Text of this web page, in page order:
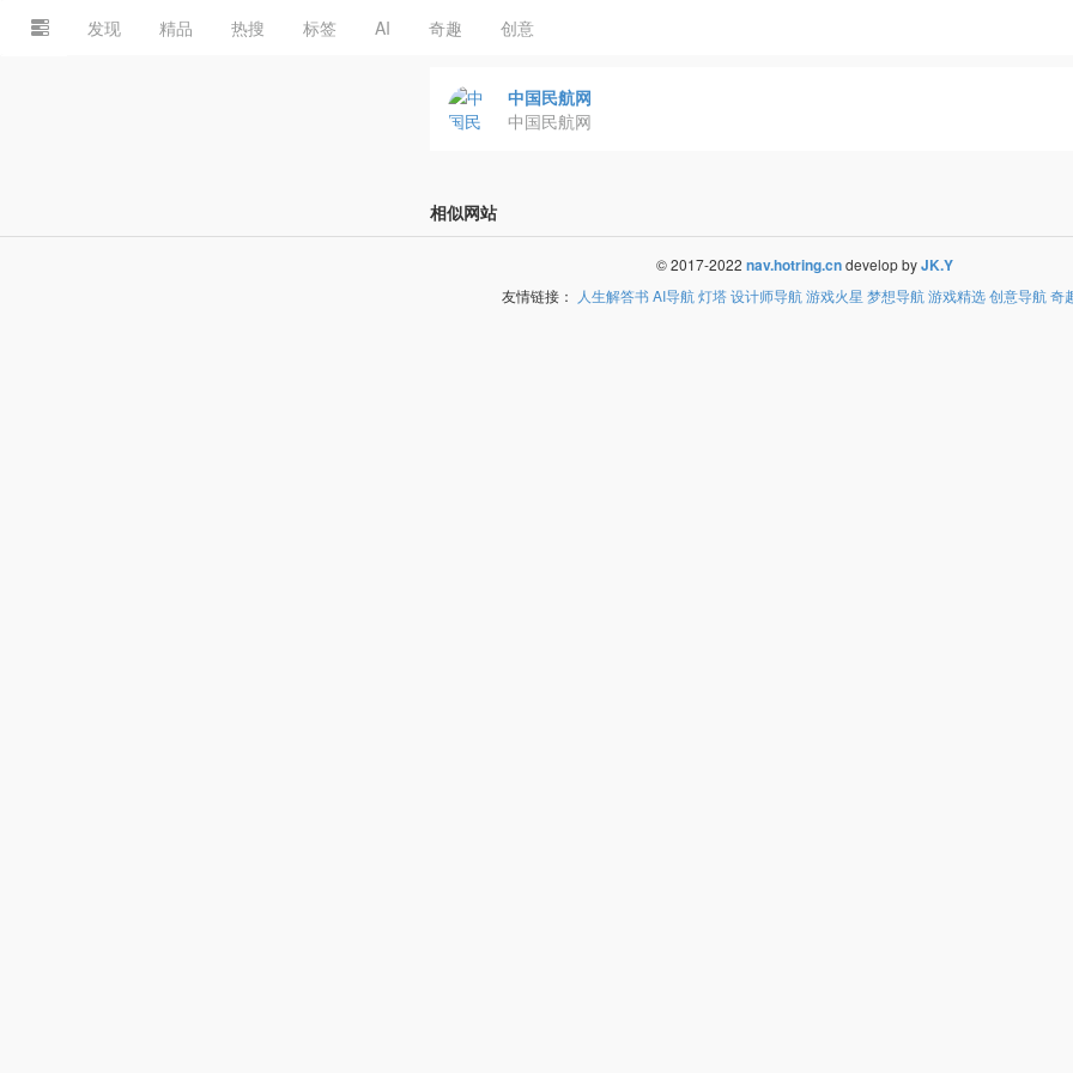
发现 精品 热搜 标签 AI 奇趣 创意
中国民航网
中国民航网
相似网站
© 2017-2022 nav.hotring.cndevelop byJK.Y
友情链接： 人生解答书AI导航灯塔设计师导航游戏火星 梦想导航游戏精选创意导航奇